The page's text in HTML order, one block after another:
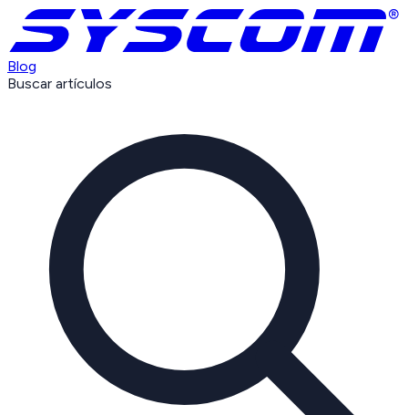
Blog
Buscar artículos